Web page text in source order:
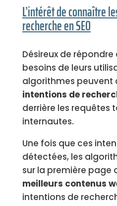
L’intérêt de connaître
recherche en SEO
Désireux de répondre
besoins de leurs
algorithmes peuvent
intentions de
derrière les requêtes
internautes.
Une fois que ces
détectées, les
sur la première page
meilleurs contenus
intentions de